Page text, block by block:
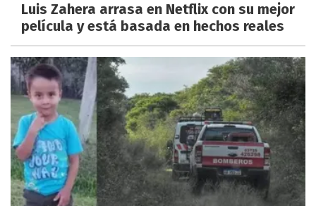
Luis Zahera arrasa en Netflix con su mejor
película y está basada en hechos reales